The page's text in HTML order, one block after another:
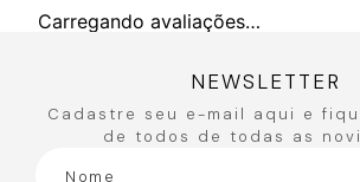
Carregando avaliações…
NEWSLETTER
Cadastre seu e-mail aqui e
de todos de todas as